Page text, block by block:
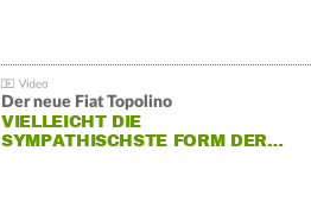
Der neue Fiat Topolino
VIELLEICHT DIE
SYMPATHISCHSTE FORM DER…